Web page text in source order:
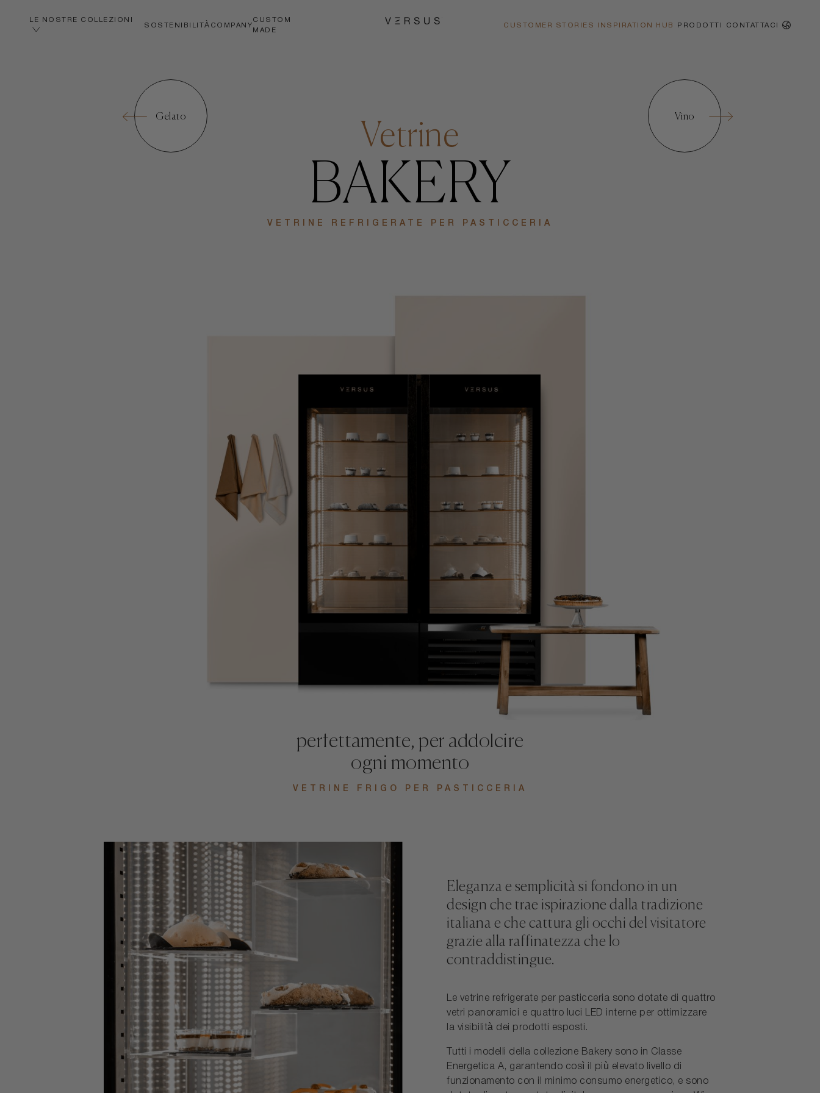
LE NOSTRE COLLEZIONI
SOSTENIBILITÀ COMPANY
CUSTOM
MADE
CUSTOMER STORIES INSPIRATION HUB PRODOTTI CONTATTACI
Gelato
Vetrine
BAKERY
VETRINE REFRIGERATE PER PASTICCERIA
Vino
perfettamente, per addolcire
ogni momento
VETRINE FRIGO PER PASTICCERIA
Eleganza e semplicità si fondono in un
design che trae ispirazione dalla tradizione
italiana e che cattura gli occhi del visitatore
grazie alla raffinatezza che lo
contraddistingue.
Le vetrine refrigerate per pasticceria sono dotate di quattro
vetri panoramici e quattro luci LED interne per ottimizzare
la visibilità dei prodotti esposti.
Tutti i modelli della collezione Bakery sono in Classe
Energetica A, garantendo così il più elevato livello di
funzionamento con il minimo consumo energetico, e sono